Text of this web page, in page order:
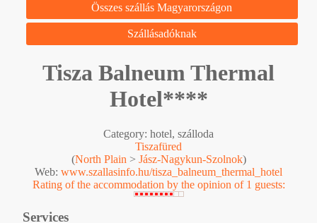
Összes szállás Magyarországon
Szállásadóknak
Tisza Balneum Thermal
Hotel****
Category: hotel, szálloda
Tiszafüred
(North Plain > Jász-Nagykun-Szolnok)
Web: www.szallasinfo.hu/tisza_balneum_thermal_hotel
Rating of the accommodation by the opinion of 1 guests:
Services